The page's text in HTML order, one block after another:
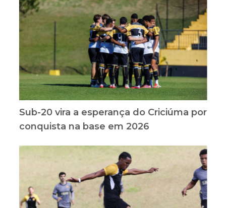
Sub-20 vira a esperança do Criciúma por
conquista na base em 2026